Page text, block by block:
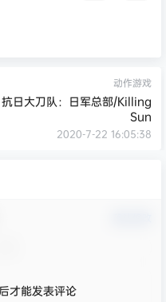
动作游戏
抗日大刀队：日军总部/Killing
Sun
2020-7-22 16:05:38
才能发表评论